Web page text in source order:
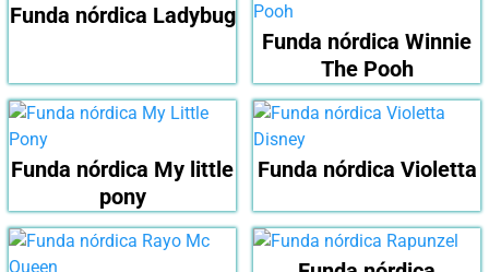
Funda nórdica Ladybug
Funda nórdica Winnie
The Pooh
Funda nórdica My little
pony
Funda nórdica Violetta